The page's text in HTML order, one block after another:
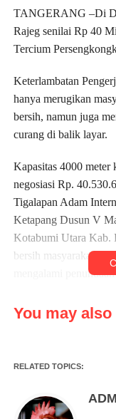
TANGERANG –Di
Rajeg senilai Rp 40
Tercium
Keterlambatan
hanya merugikan
bersih, namun juga
curang di balik layar.
Kapasitas 4000
negosiasi Rp.
Tigalapan Adam
Ketapang Dusun V
Kotabumi Utara Kab.
bersih masyarakat,
mengalami
Di duga Sorotan
Lembaga Swadaya
masalah teknis,
tender sejak proses
You may also
RELATED TOPICS: